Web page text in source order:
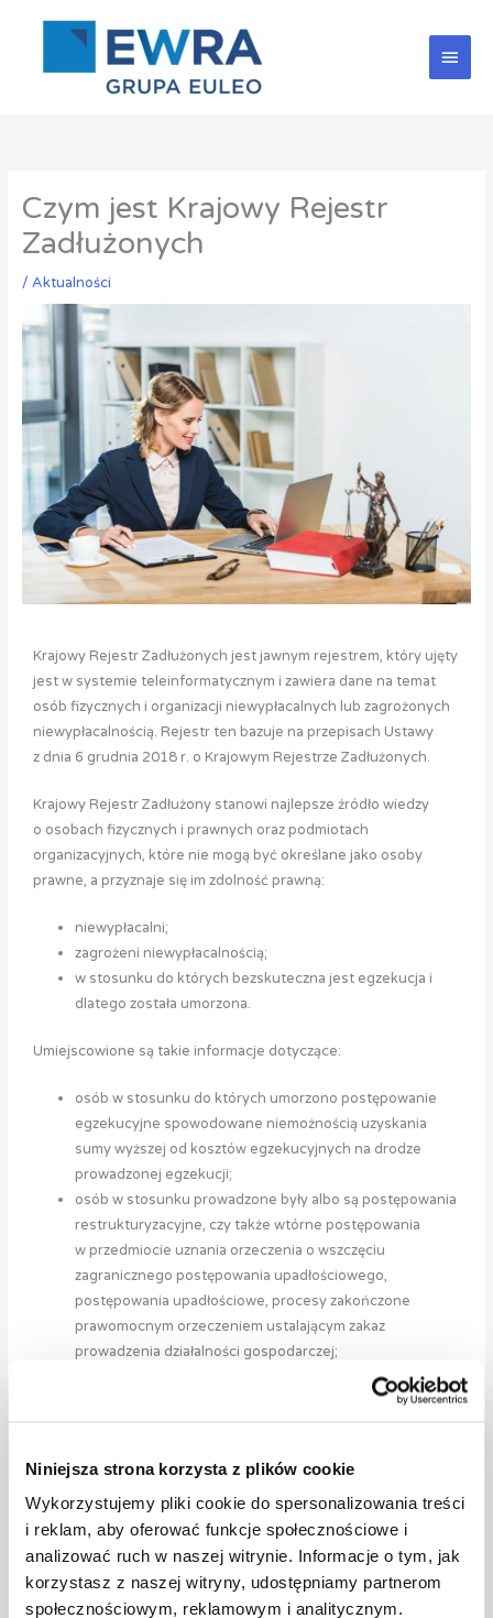
Niniejsza strona korzysta z plików cookie
Wykorzystujemy pliki cookie do spersonalizowania treści
i reklam, aby oferować funkcje społecznościowe i
analizować ruch w naszej witrynie. Informacje o tym, jak
korzystasz z naszej witryny, udostępniamy partnerom
społecznościowym, reklamowym i analitycznym.
Czym jest Krajowy Rejestr
Zadłużonych
/ Aktualności
Krajowy Rejestr Zadłużonych jest jawnym rejestrem, który ujęty
jest w systemie teleinformatycznym i zawiera dane na temat
osób fizycznych i organizacji niewypłacalnych lub zagrożonych
niewypłacalnością. Rejestr ten bazuje na przepisach Ustawy
z dnia 6 grudnia 2018 r. o Krajowym Rejestrze Zadłużonych.
Krajowy Rejestr Zadłużony stanowi najlepsze źródło wiedzy
o osobach fizycznych i prawnych oraz podmiotach
organizacyjnych, które nie mogą być określane jako osoby
prawne, a przyznaje się im zdolność prawną:
niewypłacalni;
zagrożeni niewypłacalnością;
w stosunku do których bezskuteczna jest egzekucja i
dlatego została umorzona.
Umiejscowione są takie informacje dotyczące:
osób w stosunku do których umorzono postępowanie
egzekucyjne spowodowane niemożnością uzyskania
sumy wyższej od kosztów egzekucyjnych na drodze
prowadzonej egzekucji;
osób w stosunku prowadzone były albo są postępowania
restrukturyzacyjne, czy także wtórne postępowania
w przedmiocie uznania orzeczenia o wszczęciu
zagranicznego postępowania upadłościowego,
postępowania upadłościowe, procesy zakończone
prawomocnym orzeczeniem ustalającym zakaz
prowadzenia działalności gospodarczej;
odpowiadających za zobowiązania spółki swoim
spółki, a także gdy oddalono wydanie decyzji
o ogłoszenie upadłości spółki.
Krajowy Rejestr Zadłużonych często jest wprowadzany ze
względu na słabą pozycję wierzyciela. Rejestr odgrywa
wieloaspektową rolę w obszarze gospodarczym, jednakże